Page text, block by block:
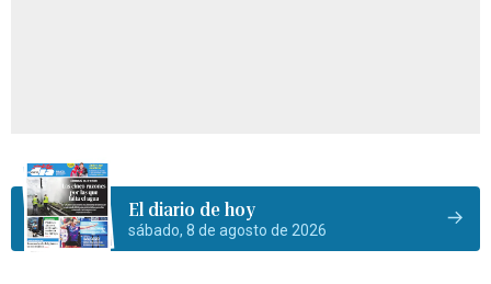
El diario de hoy
sábado, 8 de agosto de 2026